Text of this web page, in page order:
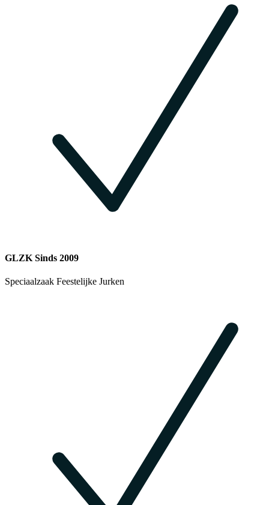
GLZK Sinds 2009
Speciaalzaak Feestelijke Jurken